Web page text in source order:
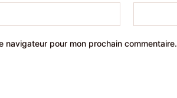
navigateur pour mon prochain commentaire.